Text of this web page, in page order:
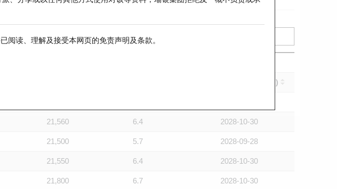
阅读、理解及接受本网页的免责声明及条款。
到期日 (年-月-日)
21,560 6.4 2028-10-30
21,500 5.7 2028-09-28
21,550 6.4 2028-10-30
21,800 6.7 2028-10-30